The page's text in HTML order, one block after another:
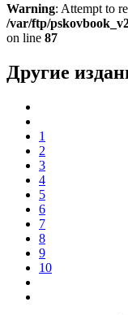
Warning: Attempt to
/var/ftp/
on line 87
Другие
1
2
3
4
5
6
7
8
9
10